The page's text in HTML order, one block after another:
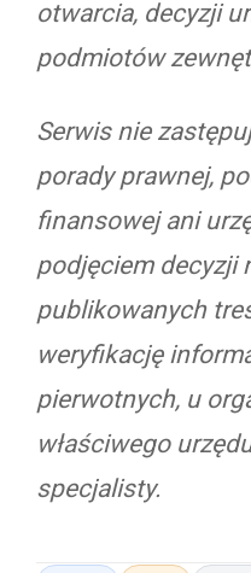
otwarcia, decyzji
podmiotów
Serwis nie
porady prawnej,
finansowej ani
podjęciem decyzji
publikowanych
weryfikację
pierwotnych, u
właściwego
specjalisty.